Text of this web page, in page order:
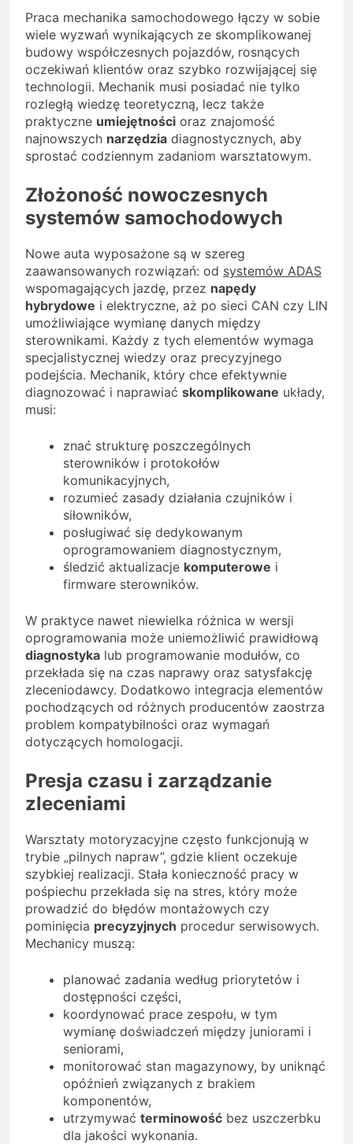
Praca mechanika samochodowego łączy w sobie
wiele wyzwań wynikających ze skomplikowanej
budowy współczesnych pojazdów, rosnących
oczekiwań klientów oraz szybko rozwijającej się
technologii. Mechanik musi posiadać nie tylko
rozległą wiedzę teoretyczną, lecz także
praktyczne umiejętności oraz znajomość
najnowszych narzędzia diagnostycznych, aby
sprostać codziennym zadaniom warsztatowym.
Złożoność nowoczesnych
systemów samochodowych
Nowe auta wyposażone są w szereg
zaawansowanych rozwiązań: od systemów ADAS
wspomagających jazdę, przez napędy
hybrydowe i elektryczne, aż po sieci CAN czy LIN
umożliwiające wymianę danych między
sterownikami. Każdy z tych elementów wymaga
specjalistycznej wiedzy oraz precyzyjnego
podejścia. Mechanik, który chce efektywnie
diagnozować i naprawiać skomplikowane układy,
musi:
znać strukturę poszczególnych
sterowników i protokołów
komunikacyjnych,
rozumieć zasady działania czujników i
siłowników,
posługiwać się dedykowanym
oprogramowaniem diagnostycznym,
śledzić aktualizacje komputerowe i
firmware sterowników.
W praktyce nawet niewielka różnica w wersji
oprogramowania może uniemożliwić prawidłową
diagnostyka lub programowanie modułów, co
przekłada się na czas naprawy oraz satysfakcję
zleceniodawcy. Dodatkowo integracja elementów
pochodzących od różnych producentów zaostrza
problem kompatybilności oraz wymagań
dotyczących homologacji.
Presja czasu i zarządzanie
zleceniami
Warsztaty motoryzacyjne często funkcjonują w
trybie „pilnych napraw”, gdzie klient oczekuje
szybkiej realizacji. Stała konieczność pracy w
pośpiechu przekłada się na stres, który może
prowadzić do błędów montażowych czy
pominięcia precyzyjnych procedur serwisowych.
Mechanicy muszą:
planować zadania według priorytetów i
dostępności części,
koordynować prace zespołu, w tym
wymianę doświadczeń między juniorami i
seniorami,
monitorować stan magazynowy, by uniknąć
opóźnień związanych z brakiem
komponentów,
utrzymywać terminowość bez uszczerbku
dla jakości wykonania.